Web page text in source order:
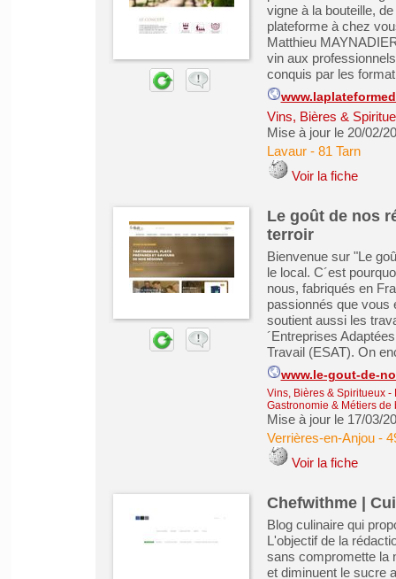
vigne à la bouteille,
plateforme à chez
Matthieu
vin aux
conquis par les
Vins, Bières &
Mise à jour le 20/02/
Lavaur- 81 Tarn
Voir la fiche
Le goût de nos
terroir
Bienvenue sur "Le
le local. C´est
nous, fabriqués en
passionnés que vous
soutient aussi les
´Entreprises
Travail (ESAT). On
www.le-gout-de-
Vins, Bières & Spiritueux-
Gastronomie & Métiers de
Mise à jour le 17/03/
Verrières-en-Anjou-
Voir la fiche
Chefwithme |
Blog culinaire qui
L'objectif de la
sans compromette la
et diminuent le sucre